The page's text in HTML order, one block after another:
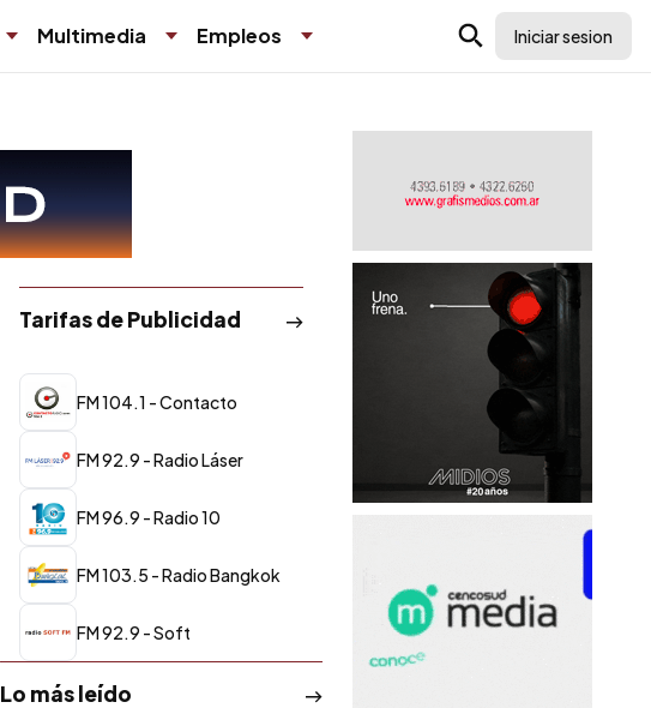
Multimedia Empleos Iniciar sesion
Tarifas de Publicidad
FM 104.1 - Contacto
FM 92.9 - Radio Láser
FM 96.9 - Radio 10
FM 103.5 - Radio Bangkok
FM 92.9 - Soft
Lo más leído